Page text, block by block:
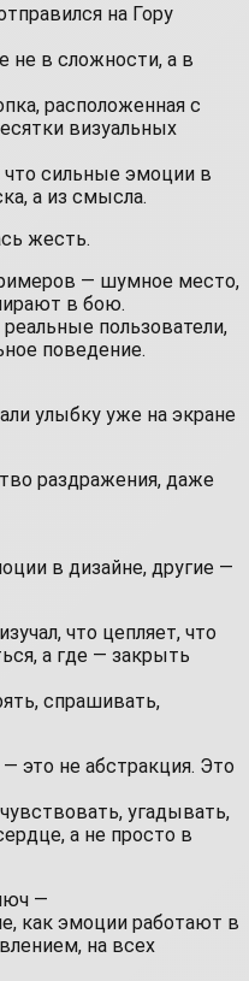
на Гору
не в сложности, а в
расположенная с
визуальных
сильные эмоции в
а из смысла.
жесть.
— шумное место,
в бою.
пользователи,
поведение.
улыбку уже на экране
раздражения, даже
в дизайне, другие —
что цепляет, что
а где — закрыть
спрашивать,
это не абстракция. Это
угадывать,
а не просто в
—
как эмоции работают в
на всех